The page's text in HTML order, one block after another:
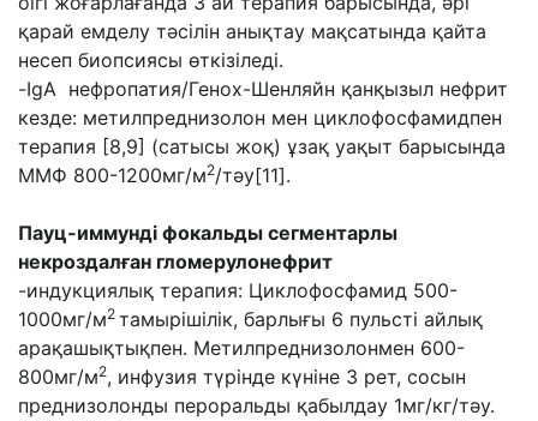
қарай емделу тәсілін анықтау мақсатында қайта
несеп биопсиясы өткізіледі.
-IgA нефропатия/Генох-Шенляйн қанқызыл нефрит
кезде: метилпреднизолон мен циклофосфамидпен
терапия [8,9] (сатысы жоқ) ұзақ уақыт барысында
ММФ 800-1200мг/м2/тәу[11].
Пауц-иммунді фокальды сегментарлы
некроздалған гломерулонефрит
-индукциялық терапия: Циклофосфамид 500-
1000мг/м2 тамырішілік, барлығы 6 пульсті айлық
арақашықтықпен. Метилпреднизолонмен 600-
800мг/м2, инфузия түрінде күніне 3 рет, сосын
преднизолонды пероральды қабылдау 1мг/кг/тәу.